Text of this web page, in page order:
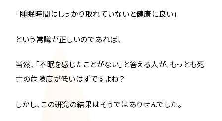
「睡眠時間はしっかり取れていないと健康に良い」
という常識が正しいのであれば、
当然、「不眠を感じたことがない」と答える人が、もっとも死
亡の危険度が低いはずですよね？
しかし、この研究の結果はそうではありせんでした。